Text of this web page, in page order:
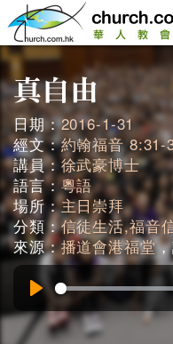
日期：2016-1-31
經文：約翰福音 8:31-
講員： 徐武豪博士
語言：粵語
場所：主日崇拜
分類：信徒生活,福音
來源：播道會港福堂